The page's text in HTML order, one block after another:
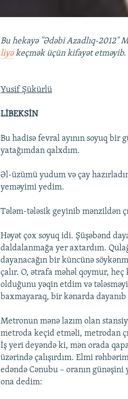
Bu hekayə "Ədəbi Azadlıq-2012"
liyəkeçmək üçün kifayət etməyib.
Yusif Şükürlü
LİBEKSİN
Bu hadisə fevral ayının soyuq bir
yatağımdan qalxdım.
Əl-üzümü yudum və çay
yeməyimi yedim.
Tələm-tələsik geyinib mənzildən
Həyət çox soyuq idi. Şüşəbənd
daldalanmağa yer axtardım.
dayanacağın bir küncünə
çalır. O, ətrafa məhəl qoymur,
olduğunu yəqin etdim və
baxmayaraq, bir kənarda dayanıb
Metronun mənə lazım olan
metroda keçid etməli, metrodan
İş yeri deyəndə ki, mən orada
üzərində çalışırdım. Elmi
edəndə Cənubu – oranın
ona dedim: